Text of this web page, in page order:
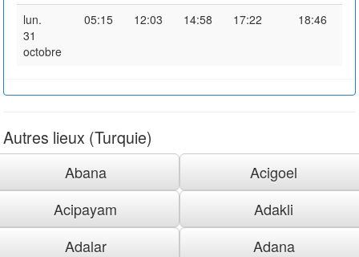
lun.
31
octobre
05:15 12:03 14:58 17:22 18:46
Autres lieux (Turquie)
Abana
Acigoel
Acipayam
Adakli
Adalar
Adana